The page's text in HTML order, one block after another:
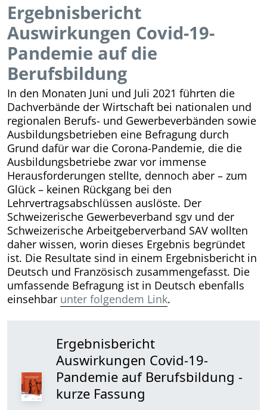
Ergebnisbericht
Auswirkungen Covid-19-
Pandemie auf die
Berufsbildung
In den Monaten Juni und Juli 2021 führten die
Dachverbände der Wirtschaft bei nationalen und
regionalen Berufs- und Gewerbeverbänden sowie
Ausbildungsbetrieben eine Befragung durch
Grund dafür war die Corona-Pandemie, die die
Ausbildungsbetriebe zwar vor immense
Herausforderungen stellte, dennoch aber – zum
Glück – keinen Rückgang bei den
Lehrvertragsabschlüssen auslöste. Der
Schweizerische Gewerbeverband sgv und der
Schweizerische Arbeitgeberverband SAV wollten
daher wissen, worin dieses Ergebnis begründet
ist. Die Resultate sind in einem Ergebnisbericht in
Deutsch und Französisch zusammengefasst. Die
umfassende Befragung ist in Deutsch ebenfalls
einsehbar unter folgendem Link.
Ergebnisbericht
Auswirkungen Covid-19-
Pandemie auf Berufsbildung -
kurze Fassung